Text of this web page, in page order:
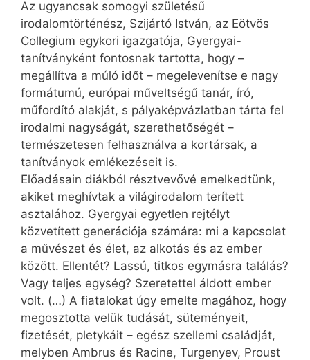
Az ugyancsak somogyi születésű
irodalomtörténész, Szijártó István, az Eötvös
Collegium egykori igazgatója, Gyergyai-
tanítványként fontosnak tartotta, hogy –
megállítva a múló időt – megelevenítse e nagy
formátumú, európai műveltségű tanár, író,
műfordító alakját, s pályaképvázlatban tárta fel
irodalmi nagyságát, szerethetőségét –
természetesen felhasználva a kortársak, a
tanítványok emlékezéseit is.
Előadásain diákból résztvevővé emelkedtünk,
akiket meghívtak a világirodalom terített
asztalához. Gyer­gyai egyetlen rejtélyt
közvetített generációja számára: mi a kapcsolat
a művészet és élet, az alkotás és az ember
között. Ellentét? Lassú, titkos egymásra találás?
Vagy teljes egység? Szeretettel áldott ember
volt. (…) A fiatalokat úgy emelte magához, hogy
megosztotta velük tudását, süteményeit,
fizetését, pletykáit – egész szellemi családját,
melyben Ambrus és Racine, Turgenyev, Proust